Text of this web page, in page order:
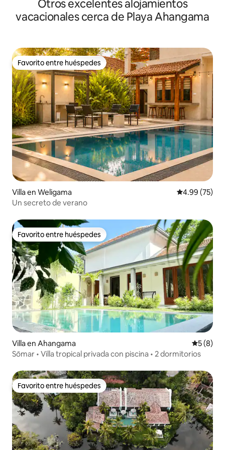
Otros excelentes alojamientos
vacacionales cerca de Playa Ahangama
Favorito entre huéspedes
Favorito entre huéspedes
Villa en Weligama Calificación
4.99 (75)
Un secreto de verano
Favorito entre huéspedes
Favorito entre huéspedes
Villa en Ahangama
5 (8)
Sōmar • Villa tropical privada con piscina • 2 dormitorios
Favorito entre huéspedes
Favorito entre huéspedes